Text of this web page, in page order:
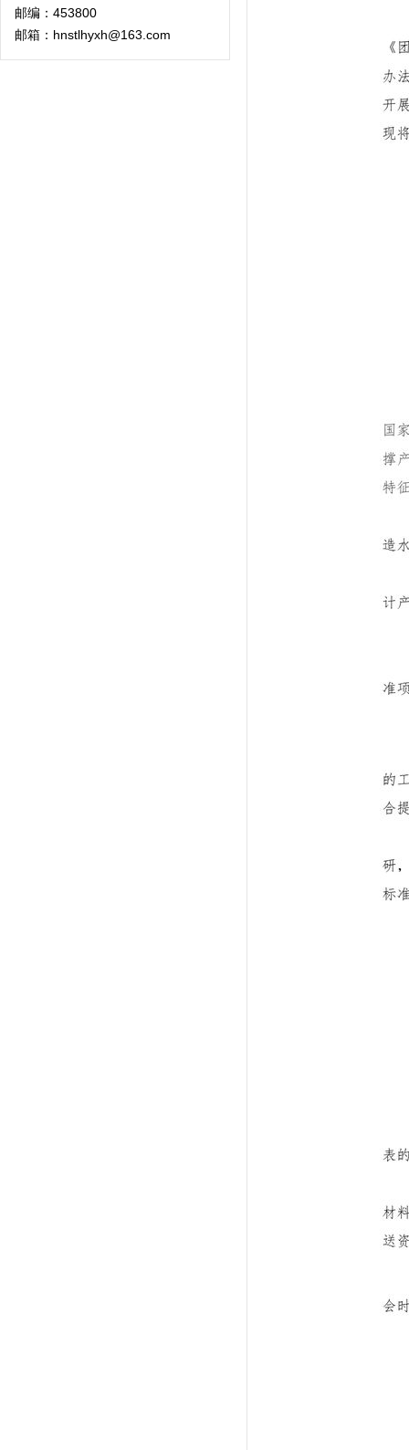
邮编：453800
邮箱：hnstlhyxh@163.com